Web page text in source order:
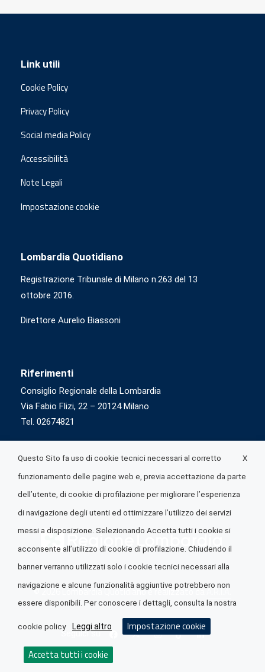
Link utili
Cookie Policy
Privacy Policy
Social media Policy
Accessibilità
Note Legali
Impostazione cookie
Lombardia Quotidiano
Registrazione Tribunale di Milano n.263 del 13
ottobre 2016.
Direttore Aurelio Biassoni
Riferimenti
Consiglio Regionale della Lombardia
Via Fabio Flizi, 22 – 20124 Milano
Tel. 02674821
© 2026 Lombardia Quotidiano è realizzato daA.R.I.A.
Seguici su
X
Questo Sito fa uso di cookie tecnici necessari al corretto
funzionamento delle pagine web e, previa accettazione da parte
dell’utente, di cookie di profilazione per migliorare l’esperienza
di navigazione degli utenti ed ottimizzare l’utilizzo dei servizi
messi a disposizione. Selezionando Accetta tutti i cookie si
acconsente all’utilizzo di cookie di profilazione. Chiudendo il
banner verranno utilizzati solo i cookie tecnici necessari alla
navigazione e alcune funzionalità aggiuntive potrebbero non
essere disponibili. Per conoscere i dettagli, consulta la nostra
cookie policy Leggi altro Impostazione cookie
Accetta tutti i cookie